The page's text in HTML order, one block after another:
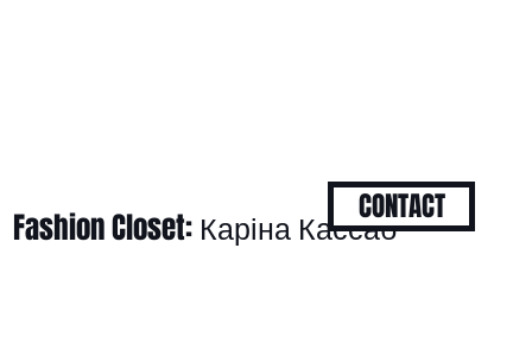
Fashion Closet: Каріна КассабCONTACT